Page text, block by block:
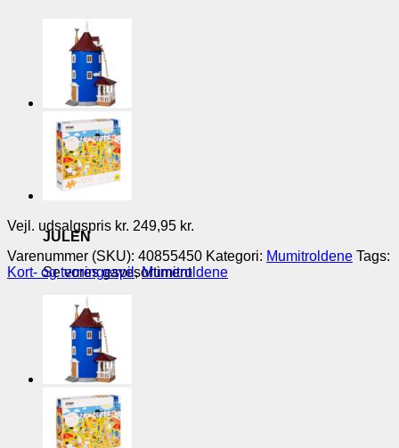
JULEN
Se vores gavesortiment
Vejl. udsalgspris kr. 249,95 kr.
Varenummer (SKU): 40855450 Kategori: Mumitroldene Tags:
Kort- og terningespil,Mumitroldene